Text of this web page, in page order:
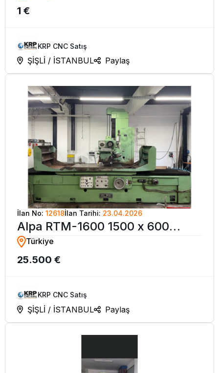
1 €
KRP CNC Satış
ŞİŞLİ / İSTANBUL Paylaş
İlan No: 12618İlan Tarihi: 23.04.2026
Alpa RTM-1600 1500 x 600
Tabla Yüzey Taşlama Tezgahı
Türkiye
25.500 €
KRP CNC Satış
ŞİŞLİ / İSTANBUL Paylaş